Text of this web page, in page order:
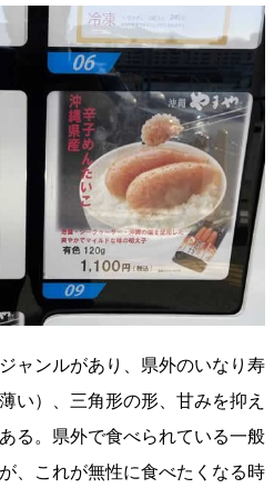
ャンルがあり、県外のいなり寿
い）、三角形の形、甘みを抑え
る。県外で食べられている一般
、これが無性に食べたくなる時